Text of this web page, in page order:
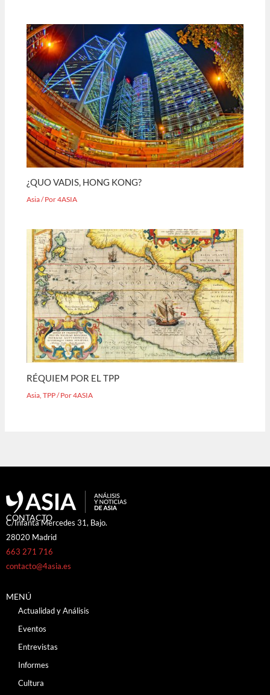
¿QUO VADIS, HONG KONG?
Asia/ Por4ASIA
RÉQUIEM POR EL TPP
Asia ,TPP/ Por4ASIA
CONTACTO
C/Infanta Mercedes 31, Bajo.
28020 Madrid
663 271 716
contacto@4asia.es
MENÚ
Actualidad y Análisis
Eventos
Entrevistas
Informes
Cultura